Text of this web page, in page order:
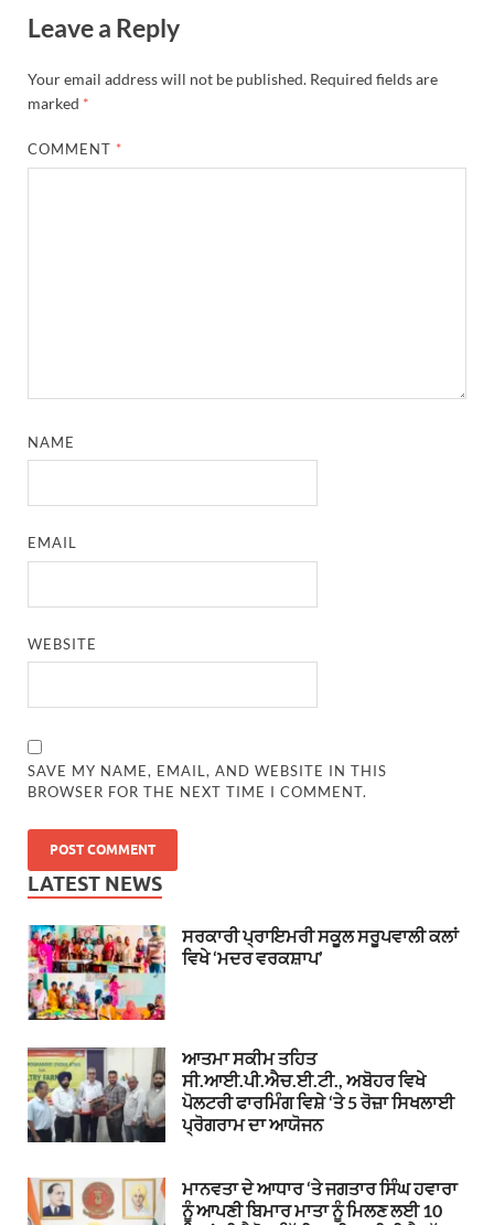
Leave a Reply
Your email address will not be published. Required fields are
marked *
COMMENT *
NAME
EMAIL
WEBSITE
SAVE MY NAME, EMAIL, AND WEBSITE IN THIS
BROWSER FOR THE NEXT TIME I COMMENT.
LATEST NEWS
ਸਰਕਾਰੀ ਪ੍ਰਾਇਮਰੀ ਸਕੂਲ ਸਰੂਪਵਾਲੀ ਕਲਾਂ
ਵਿਖੇ ‘ਮਦਰ ਵਰਕਸ਼ਾਪ’
ਆਤਮਾ ਸਕੀਮ ਤਹਿਤ
ਸੀ.ਆਈ.ਪੀ.ਐਚ.ਈ.ਟੀ., ਅਬੋਹਰ ਵਿਖੇ
ਪੋਲਟਰੀ ਫਾਰਮਿੰਗ ਵਿਸ਼ੇ ‘ਤੇ 5 ਰੋਜ਼ਾ ਸਿਖਲਾਈ
ਪ੍ਰੋਗਰਾਮ ਦਾ ਆਯੋਜਨ
ਮਾਨਵਤਾ ਦੇ ਆਧਾਰ ‘ਤੇ ਜਗਤਾਰ ਸਿੰਘ ਹਵਾਰਾ
ਨੂੰ ਆਪਣੀ ਬਿਮਾਰ ਮਾਤਾ ਨੂੰ ਮਿਲਣ ਲਈ 10